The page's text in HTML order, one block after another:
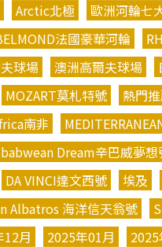
Arctic北極 歐洲河輪七
法國豪華河輪
球場 澳洲高爾夫球場
MOZART莫札特號 熱門
南非
Dream辛巴威夢想
DA VINCI達文西號 埃及
Albatros 海洋信天翁號
12月 2025年01月